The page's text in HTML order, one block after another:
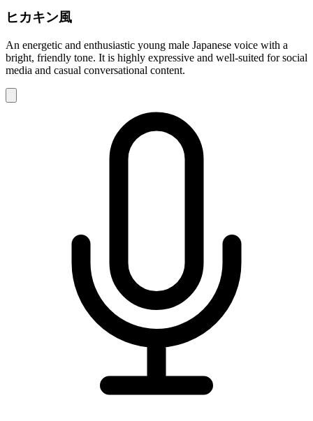
ヒカキン風
An energetic and enthusiastic young male Japanese voice with a
bright, friendly tone. It is highly expressive and well-suited for social
media and casual conversational content.